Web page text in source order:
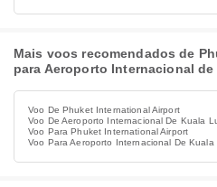
Mais voos recomendados de
para Aeroporto Internacional
Voo De Phuket International Airport
Voo De Aeroporto Internacional De Kuala
Voo Para Phuket International Airport
Voo Para Aeroporto Internacional De Kuala